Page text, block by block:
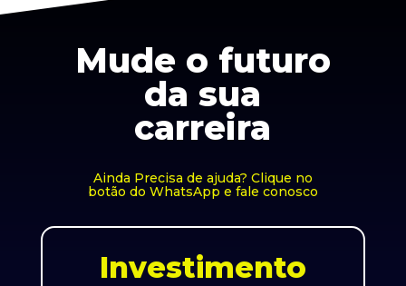
Mude o futuro
da sua
carreira
Ainda Precisa de ajuda? Clique no
botão do WhatsApp e fale conosco
Investimento